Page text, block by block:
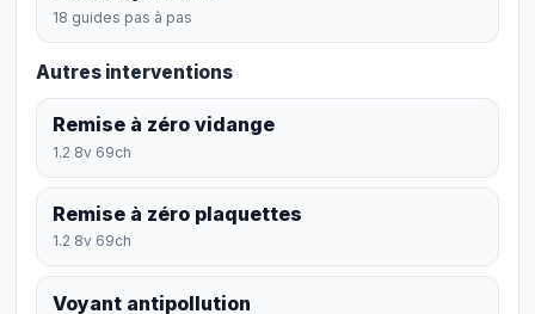
18 guides pas à pas
Autres interventions
Remise à zéro vidange
1.2 8v 69ch
Remise à zéro plaquettes
1.2 8v 69ch
Voyant antipollution